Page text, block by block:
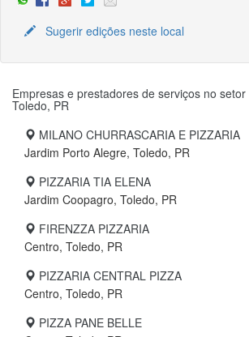
Sugerir edições neste local
Empresas e prestadores de serviços no setor
Toledo, PR
MILANO CHURRASCARIA E PIZZARIA
Jardim Porto Alegre, Toledo, PR
PIZZARIA TIA ELENA
Jardim Coopagro, Toledo, PR
FIRENZZA PIZZARIA
Centro, Toledo, PR
PIZZARIA CENTRAL PIZZA
Centro, Toledo, PR
PIZZA PANE BELLE